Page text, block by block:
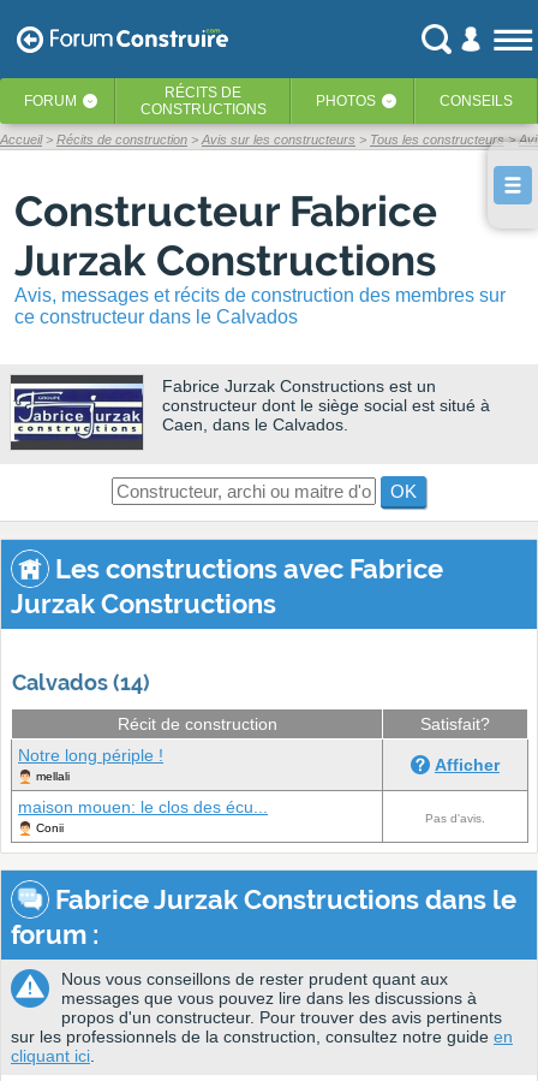
FORUM ‹ RÉCITS DE
CONSTRUCTIONS
PHOTOS ‹ CONSEILS
Accueil Récits de construction Avis sur les constructeurs Tous les constructeurs
Constructeur Fabrice
Jurzak Constructions
Avis, messages et récits de construction des membres sur
ce constructeur dans le Calvados
Fabrice Jurzak Constructions est un
constructeur dont le siège social est situé à
Caen, dans le Calvados.
OK
Les constructions avec Fabrice
Jurzak Constructions
Calvados (14)
Récit de construction
Satisfait?
Notre long périple !
mellali
Afficher
maison mouen: le clos des écu...
Conii
Pas d'avis.
Fabrice Jurzak Constructions dans le
forum :
Nous vous conseillons de rester prudent quant aux
messages que vous pouvez lire dans les discussions à
propos d'un constructeur. Pour trouver des avis pertinents
sur les professionnels de la construction, consultez notre guide en
cliquant ici